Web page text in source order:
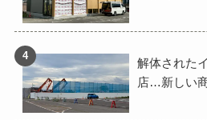
解体された
店…新しい